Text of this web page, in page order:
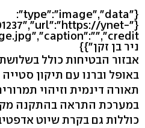
{"type":"image","data":
ynet-
ניר בן זקן"}}
אבזור הבטיחות כולל
באופל וברנו עם תיקון
תאורה דינמית וזיהוי
במערכת התראה בהתקנה
כוללות גם בקרת שיוט